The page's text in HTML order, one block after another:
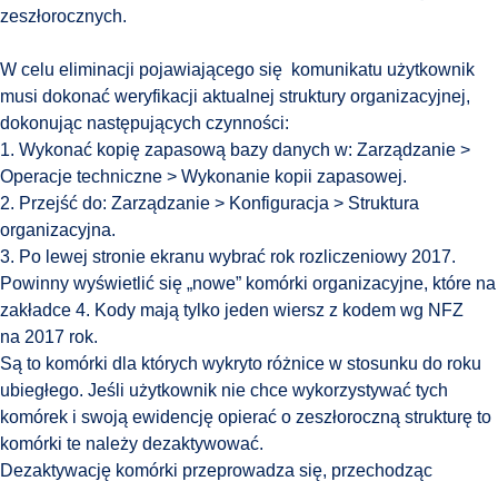
zeszłorocznych.
W celu eliminacji pojawiającego się komunikatu użytkownik
musi dokonać weryfikacji aktualnej struktury organizacyjnej,
dokonując następujących czynności:
1. Wykonać kopię zapasową bazy danych w: Zarządzanie >
Operacje techniczne > Wykonanie kopii zapasowej.
2. Przejść do: Zarządzanie > Konfiguracja > Struktura
organizacyjna.
3. Po lewej stronie ekranu wybrać rok rozliczeniowy 2017.
Powinny wyświetlić się „nowe” komórki organizacyjne, które na
zakładce 4. Kody mają tylko jeden wiersz z kodem wg NFZ
na 2017 rok.
Są to komórki dla których wykryto różnice w stosunku do roku
ubiegłego. Jeśli użytkownik nie chce wykorzystywać tych
komórek i swoją ewidencję opierać o zeszłoroczną strukturę to
komórki te należy dezaktywować.
Dezaktywację komórki przeprowadza się, przechodząc